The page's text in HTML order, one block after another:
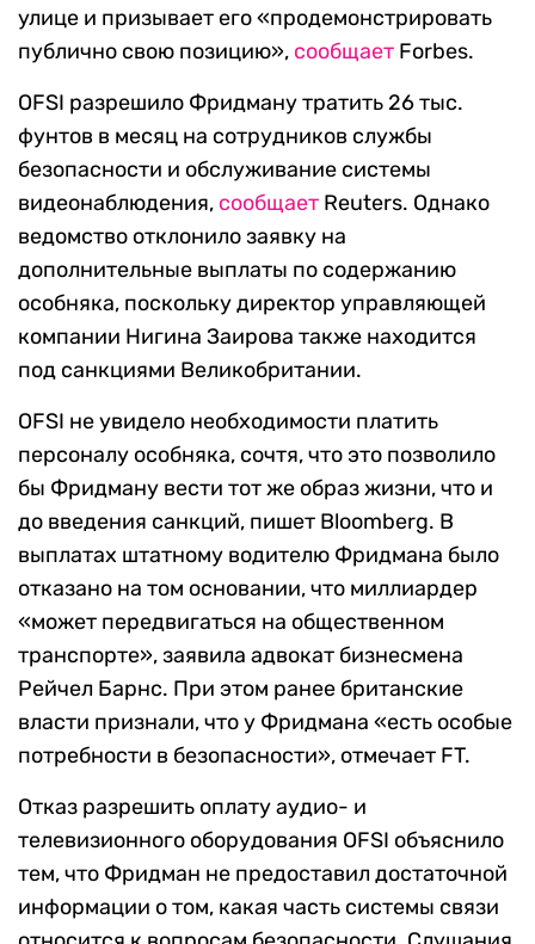
улице и призывает его «продемонстрировать
публично свою позицию», сообщает Forbes.
OFSI разрешило Фридману тратить 26 тыс.
фунтов в месяц на сотрудников службы
безопасности и обслуживание системы
видеонаблюдения, сообщает Reuters. Однако
ведомство отклонило заявку на
дополнительные выплаты по содержанию
особняка, поскольку директор управляющей
компании Нигина Заирова также находится
под санкциями Великобритании.
OFSI не увидело необходимости платить
персоналу особняка, сочтя, что это позволило
бы Фридману вести тот же образ жизни, что и
до введения санкций, пишет Bloomberg. В
выплатах штатному водителю Фридмана было
отказано на том основании, что миллиардер
«может передвигаться на общественном
транспорте», заявила адвокат бизнесмена
Рейчел Барнс. При этом ранее британские
власти признали, что у Фридмана «есть особые
потребности в безопасности», отмечает FT.
Отказ разрешить оплату аудио- и
телевизионного оборудования OFSI объяснило
тем, что Фридман не предоставил достаточной
информации о том, какая часть системы связи